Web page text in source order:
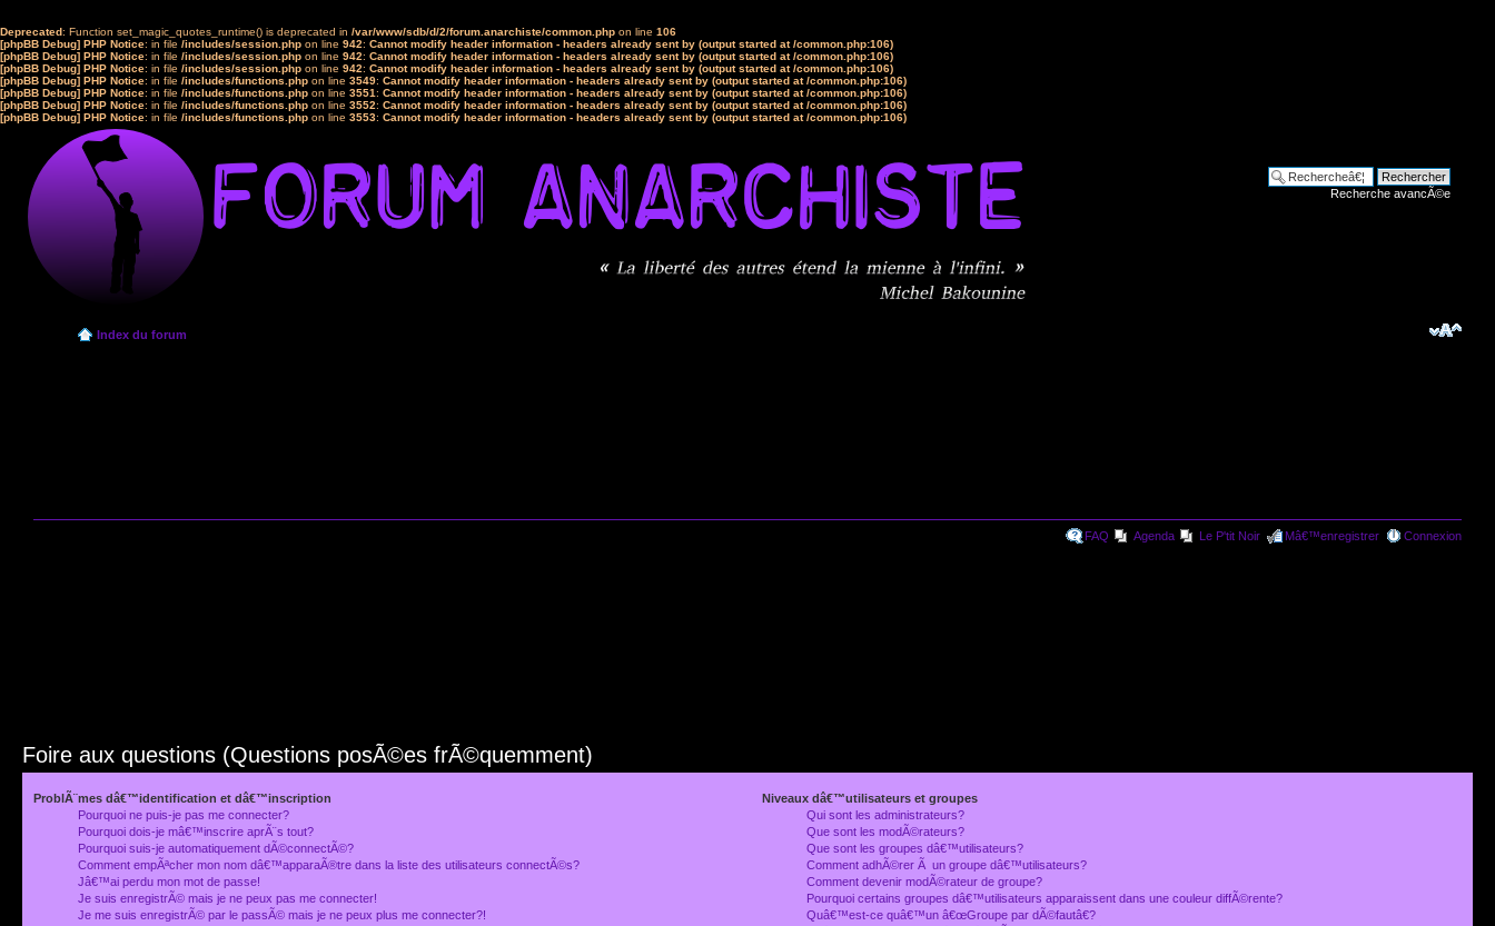
Deprecated: Function set_magic_quotes_runtime() is deprecated in /var/www/sdb/d/2/forum.anarchiste/common.php on line 106
[phpBB Debug] PHP Notice: in file /includes/session.php on line 942: Cannot modify header information - headers already sent by (output started at /common.php:106)
[phpBB Debug] PHP Notice: in file /includes/session.php on line 942: Cannot modify header information - headers already sent by (output started at /common.php:106)
[phpBB Debug] PHP Notice: in file /includes/session.php on line 942: Cannot modify header information - headers already sent by (output started at /common.php:106)
[phpBB Debug] PHP Notice: in file /includes/functions.php on line 3549: Cannot modify header information - headers already sent by (output started at /common.php:106)
[phpBB Debug] PHP Notice: in file /includes/functions.php on line 3551: Cannot modify header information - headers already sent by (output started at /common.php:106)
[phpBB Debug] PHP Notice: in file /includes/functions.php on line 3552: Cannot modify header information - headers already sent by (output started at /common.php:106)
[phpBB Debug] PHP Notice: in file /includes/functions.php on line 3553: Cannot modify header information - headers already sent by (output started at /common.php:106)
Recherche avancÃ©e
Index du forum
FAQ Agenda Le P'tit Noir Mâ€™enregistrer Connexion
Foire aux questions (Questions posÃ©es frÃ©quemment)
ProblÃ¨mes dâ€™identification et dâ€™inscription
Pourquoi ne puis-je pas me connecter?
Pourquoi dois-je mâ€™inscrire aprÃ¨s tout?
Pourquoi suis-je automatiquement dÃ©connectÃ©?
Comment empÃªcher mon nom dâ€™apparaÃ®tre dans la liste des utilisateurs connectÃ©s?
Jâ€™ai perdu mon mot de passe!
Je suis enregistrÃ© mais je ne peux pas me connecter!
Je me suis enregistrÃ© par le passÃ© mais je ne peux plus me connecter?!
Niveaux dâ€™utilisateurs et groupes
Qui sont les administrateurs?
Que sont les modÃ©rateurs?
Que sont les groupes dâ€™utilisateurs?
Comment adhÃ©rer Ã un groupe dâ€™utilisateurs?
Comment devenir modÃ©rateur de groupe?
Pourquoi certains groupes dâ€™utilisateurs apparaissent dans une couleur diffÃ©rente?
Quâ€™est-ce quâ€™un â€œGroupe par dÃ©fautâ€?